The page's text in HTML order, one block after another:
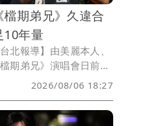
檔期弟兄》久違合
年量
北報導】由美麗本人、
期弟兄》演唱會日前登
」與「夜班」雙場形
演出，並以「把拍攝現
概念，結合直播、MV
2026/08/06 18:27